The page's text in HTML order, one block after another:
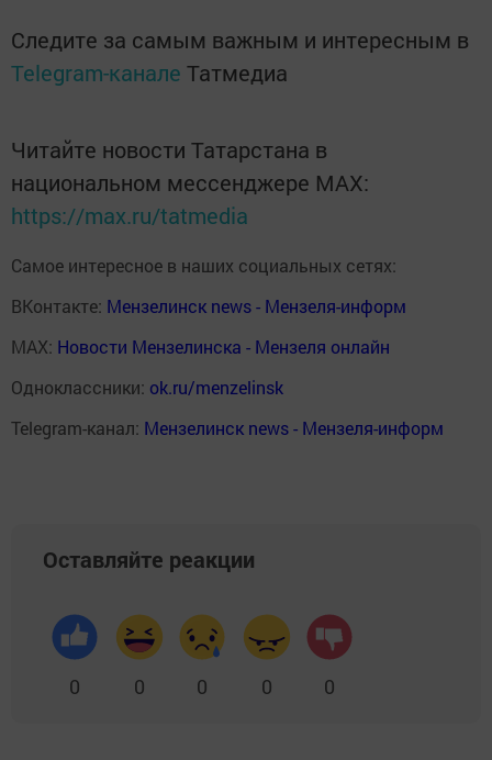
Следите за самым важным и интересным в
Telegram-канале Татмедиа
Читайте новости Татарстана в
национальном мессенджере MАХ:
https://max.ru/tatmedia
Самое интересное в наших социальных сетях:
ВКонтакте: Мензелинск news - Мензеля-информ
MAX: Новости Мензелинска - Мензеля онлайн
Одноклассники: ok.ru/menzelinsk
Telegram-канал: Мензелинск news - Мензеля-информ
Оставляйте реакции
0 0 0 0 0